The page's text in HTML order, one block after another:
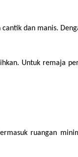
dan manis.
Untuk remaja
ruangan